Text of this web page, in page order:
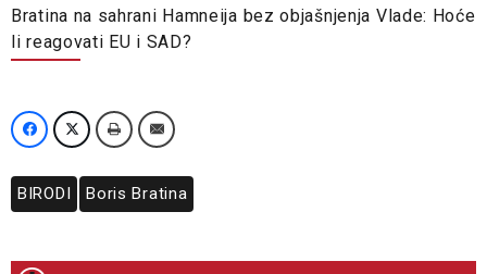
Bratina na sahrani Hamneija bez objašnjenja Vlade: Hoće
li reagovati EU i SAD?
BIRODI Boris Bratina